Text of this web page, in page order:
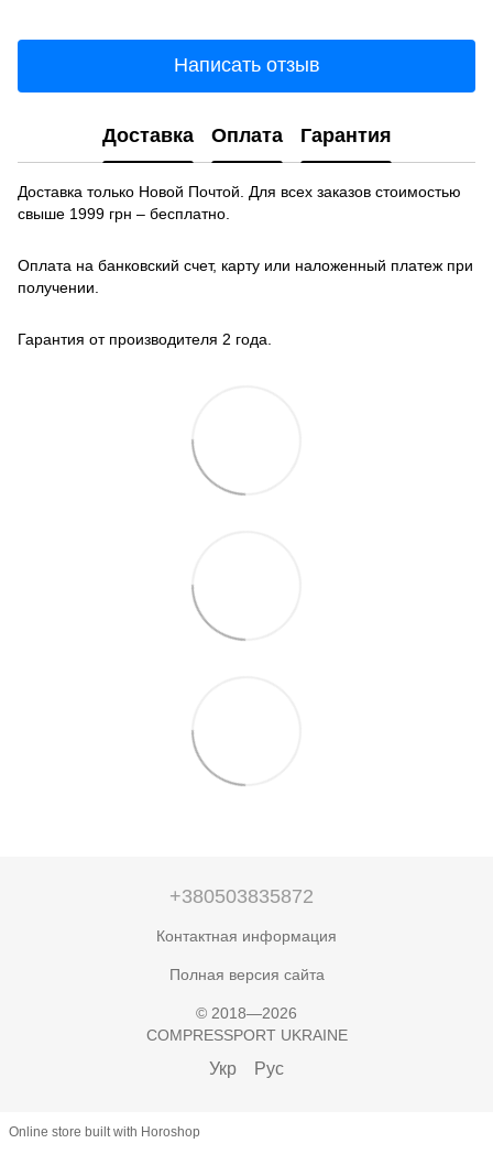
Написать отзыв
Доставка Оплата Гарантия
Доставка только Новой Почтой. Для всех заказов стоимостью
свыше 1999 грн – бесплатно.
Оплата на банковский счет, карту или наложенный платеж при
получении.
Гарантия от производителя 2 года.
+380503835872
Контактная информация
Полная версия сайта
© 2018—2026
COMPRESSPORT UKRAINE
Укр Рус
Online store built with Horoshop